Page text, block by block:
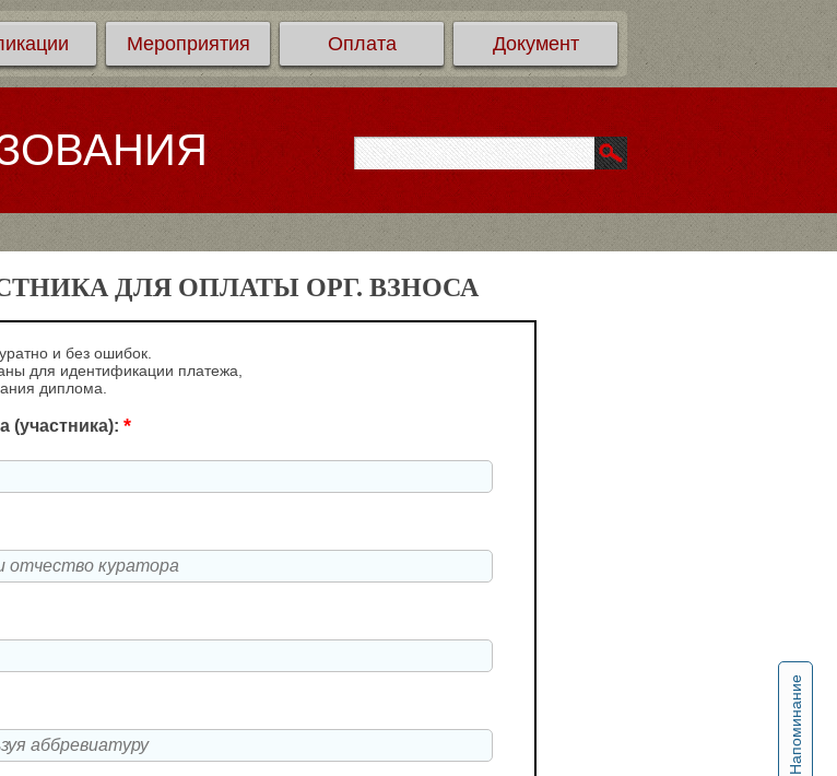
Мероприятия Оплата Документ
Напоминание
ДЛЯ ОПЛАТЫ ОРГ. ВЗНОСА
и без ошибок.
для идентификации платежа,
диплома.
(участника): *